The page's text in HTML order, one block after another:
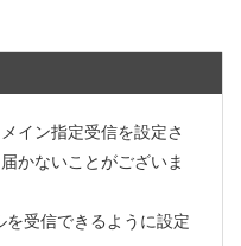
イン指定受信を設定さ
かないことがございま
を受信できるように設定